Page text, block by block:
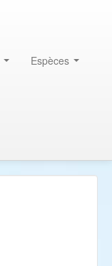
Espèces